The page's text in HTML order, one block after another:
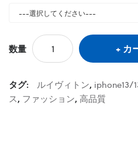
数量 カ
タグ: ルイヴィトン, iphone13/
ス, ファッション, 高品質